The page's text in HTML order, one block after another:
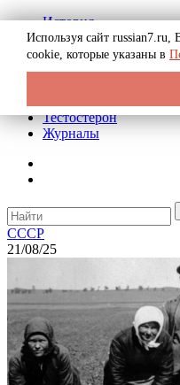
История
Биография
Криминал
Реклама на сайте
Тестостерон
Журналы
СССР
21/08/25
Используя сайт russian7.ru,
cookie, которые указаны в